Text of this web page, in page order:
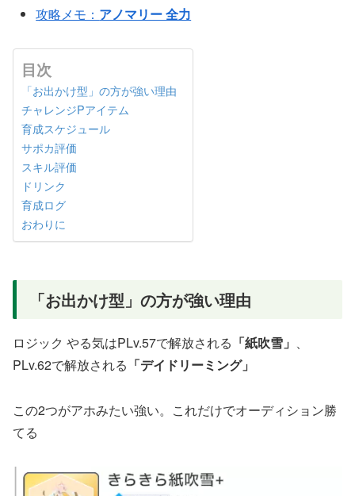
攻略メモ： アノマリー 全力
目次
「お出かけ型」の方が強い理由
チャレンジPアイテム
育成スケジュール
サポカ評価
スキル評価
ドリンク
育成ログ
おわりに
「お出かけ型」 の方が強い理由
ロジック やる気はPLv.57で解放される 「紙吹雪」 、
PLv.62で解放される 「デイドリーミング」
この2つがアホみたい強い。これだけでオーディション勝
てる